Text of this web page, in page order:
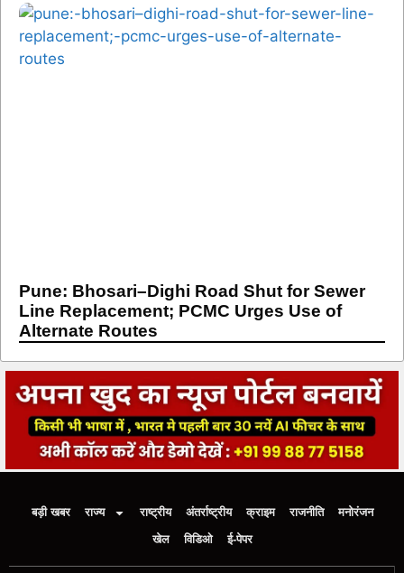
Pune: Bhosari–Dighi Road Shut for Sewer
Line Replacement; PCMC Urges Use of
Alternate Routes
बड़ी खबर राज्य राष्ट्रीय अंतर्राष्ट्रीय क्राइम राजनीति
मनोरंजन
खेल
विडिओ ई-पेपर